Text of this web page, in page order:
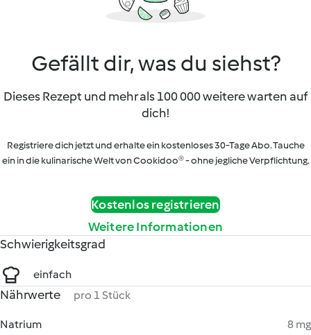
Gefällt dir, was du siehst?
Dieses Rezept und mehr als 100 000 weitere warten auf
dich!
Registriere dich jetzt und erhalte ein kostenloses 30-Tage Abo. Tauche
ein in die kulinarische Welt von Cookidoo® - ohne jegliche Verpflichtung.
Kostenlos registrieren
Weitere Informationen
Schwierigkeitsgrad
einfach
Nährwerte pro 1 Stück
Natrium
8 mg